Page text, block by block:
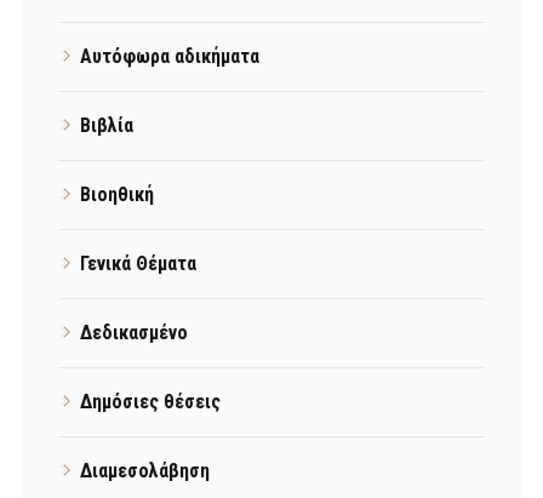
Αυτόφωρα αδικήματα
Βιβλία
Βιοηθική
Γενικά Θέματα
Δεδικασμένο
Δημόσιες θέσεις
Διαμεσολάβηση